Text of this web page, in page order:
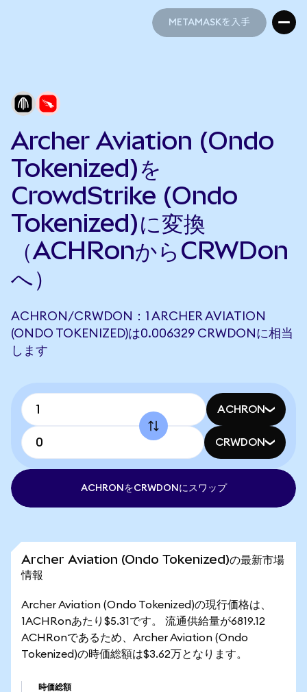
METAMASKを入手
Archer Aviation (Ondo
Tokenized)を
CrowdStrike (Ondo
Tokenized)に変換
（ACHRonからCRWDon
へ）
ACHRON/CRWDON：1 ARCHER AVIATION
(ONDO TOKENIZED)は0.006329 CRWDONに相当
します
ACHRON
CRWDON
ACHRONをCRWDONにスワップ
Archer Aviation (Ondo Tokenized)の最新市場
情報
Archer Aviation (Ondo Tokenized)の現行価格は、
1ACHRonあたり$5.31です。 流通供給量が6819.12
ACHRonであるため、Archer Aviation (Ondo
Tokenized)の時価総額は$3.62万となります。
時価総額